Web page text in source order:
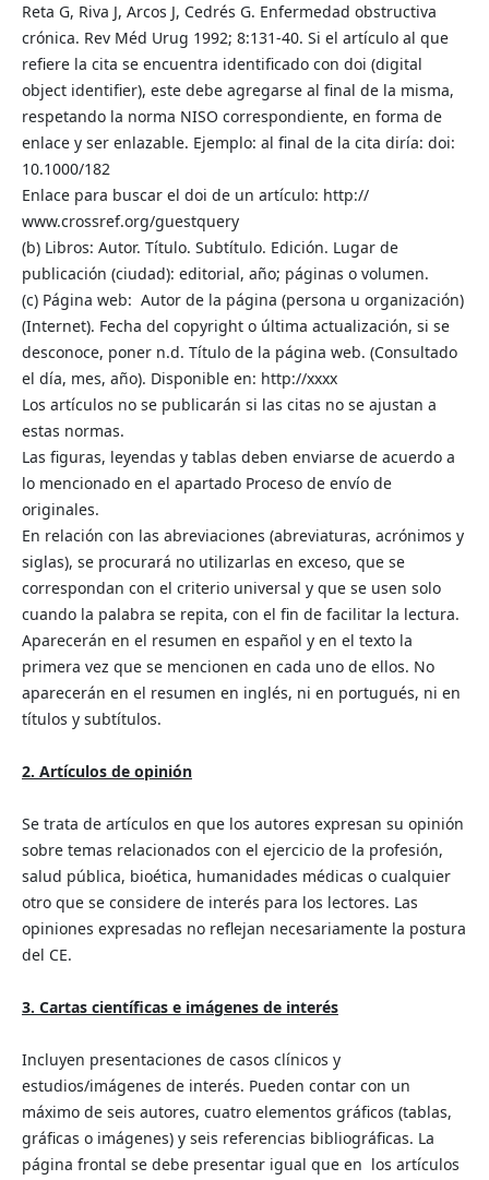
Reta G, Riva J, Arcos J, Cedrés G. Enfermedad obstructiva
crónica. Rev Méd Urug 1992; 8:131-40. Si el artículo al que
refiere la cita se encuentra identificado con doi (digital
object identifier), este debe agregarse al final de la misma,
respetando la norma NISO correspondiente, en forma de
enlace y ser enlazable. Ejemplo: al final de la cita diría: doi:
10.1000/182
Enlace para buscar el doi de un artículo: http://
www.crossref.org/guestquery
(b) Libros: Autor. Título. Subtítulo. Edición. Lugar de
publicación (ciudad): editorial, año; páginas o volumen.
(c) Página web: Autor de la página (persona u organización)
(Internet). Fecha del copyright o última actualización, si se
desconoce, poner n.d. Título de la página web. (Consultado
el día, mes, año). Disponible en: http://xxxx
Los artículos no se publicarán si las citas no se ajustan a
estas normas.
Las figuras, leyendas y tablas deben enviarse de acuerdo a
lo mencionado en el apartado Proceso de envío de
originales.
En relación con las abreviaciones (abreviaturas, acrónimos y
siglas), se procurará no utilizarlas en exceso, que se
correspondan con el criterio universal y que se usen solo
cuando la palabra se repita, con el fin de facilitar la lectura.
Aparecerán en el resumen en español y en el texto la
primera vez que se mencionen en cada uno de ellos. No
aparecerán en el resumen en inglés, ni en portugués, ni en
títulos y subtítulos.
2. Artículos de opinión
Se trata de artículos en que los autores expresan su opinión
sobre temas relacionados con el ejercicio de la profesión,
salud pública, bioética, humanidades médicas o cualquier
otro que se considere de interés para los lectores. Las
opiniones expresadas no reflejan necesariamente la postura
del CE.
3. Cartas científicas e imágenes de interés
Incluyen presentaciones de casos clínicos y
estudios/imágenes de interés. Pueden contar con un
máximo de seis autores, cuatro elementos gráficos (tablas,
gráficas o imágenes) y seis referencias bibliográficas. La
página frontal se debe presentar igual que en los artículos